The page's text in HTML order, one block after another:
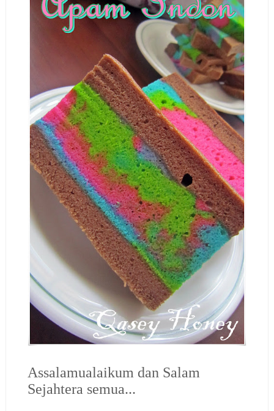
Assalamualaikum dan Salam
Sejahtera semua...